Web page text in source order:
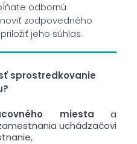
odbornú
zodpovedného
jeho súhlas.
sprostredkovanie
miesta a
uchádzačovi